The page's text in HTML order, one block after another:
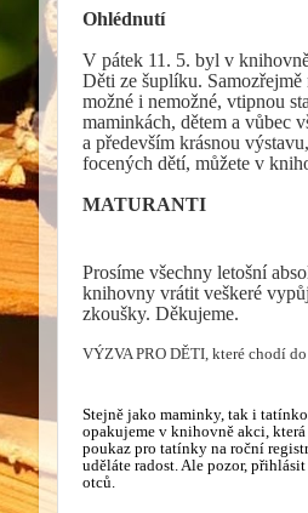
Ohlédnutí
V pátek 11. 5. byl v
Děti ze šuplíku.
možné i nemožné, vtipnou
maminkách, dětem a vůbec
a především krásnou
focených dětí, můžete v
MATURANTI
Prosíme všechny letošní
knihovny vrátit veškeré
zkoušky. Děkujeme.
VÝZVA PRO DĚTI, které chodí
Stejně jako maminky, tak i
opakujeme v knihovně akci,
poukaz pro tatínky na roční
uděláte radost. Ale pozor,
otců.